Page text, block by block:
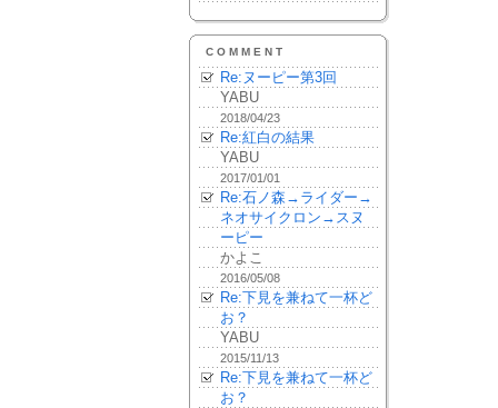
COMMENT
Re:ヌーピー第3回
YABU
2018/04/23
Re:紅白の結果
YABU
2017/01/01
Re:石ノ森→ライダー→
ネオサイクロン→スヌ
ーピー
かよこ
2016/05/08
Re:下見を兼ねて一杯ど
お？
YABU
2015/11/13
Re:下見を兼ねて一杯ど
お？